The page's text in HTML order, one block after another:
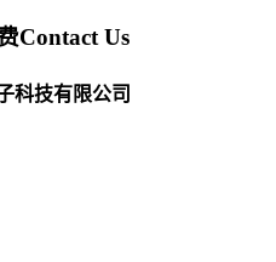
Contact Us
科技有限公司